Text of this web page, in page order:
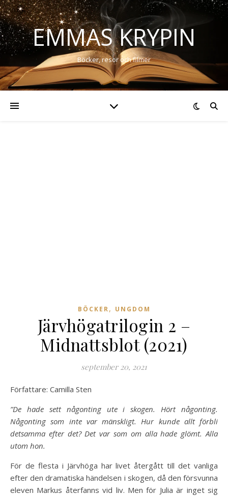
EMMAS KRYPIN
Böcker, resor och filmer
BÖCKER, UNGDOM
Järvhögatrilogin 2 –
Midnattsblot (2021)
september 20, 2021
Författare: Camilla Sten
”De hade sett någonting ute i skogen. Hört någonting.
Någonting som inte var mänskligt. Hur kunde allt förbli
detsamma efter det? Det var som om alla hade glömt. Alla
utom hon.
För de flesta i Järvhöga har livet återgått till det vanliga
efter den dramatiska händelsen i skogen, då den försvunna
eleven Markus återfanns vid liv. Men för Julia är inget sig